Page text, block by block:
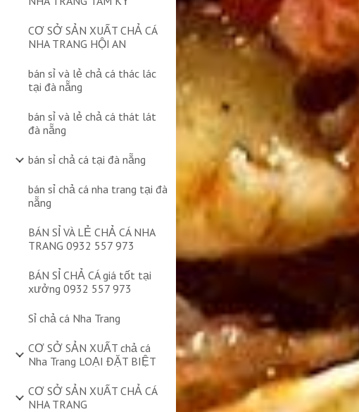
CƠ SỞ SẢN XUẤT CHẢ CÁ
NHA TRANG HỘI AN
bán sỉ và lẻ chả cá thác lác
tại đà nẵng
bán sỉ và lẻ chả cá thát lát
đà nẵng
bán sỉ chả cá tại đà nẵng
bán sỉ chả cá nha trang tại đà
nẵng
BÁN SỈ VÀ LẺ CHẢ CÁ NHA
TRANG 0932 557 973
BÁN SỈ CHẢ CÁ giá tốt tại
xưởng 0932 557 973
Sỉ chả cá Nha Trang
CƠ SỞ SẢN XUẤT chả cá
Nha Trang LOẠI ĐẶT BIỆT
CƠ SỞ SẢN XUẤT CHẢ CÁ
NHA TRANG